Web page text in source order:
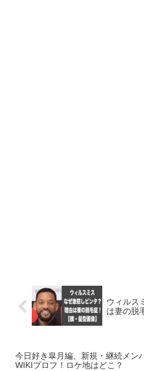
ウィルス
は妻の脱
今日好き皐月編、新規・継続メン
WIKIプロフ！ロケ地はどこ？